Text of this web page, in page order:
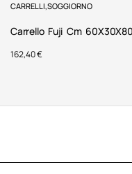
CARRELLI,SOGGIORNO
Carrello Fuji Cm 60X30X80
162,40€